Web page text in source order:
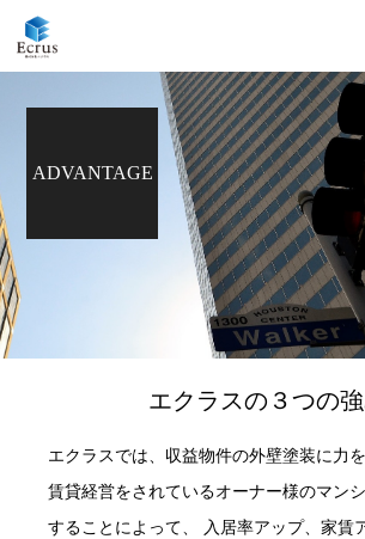
ADVANTAGE
エクラスの３つの
エクラスでは、収益物件の外壁塗装に力を
賃貸経営をされているオーナー様のマン
することによって、 入居率アップ、家賃